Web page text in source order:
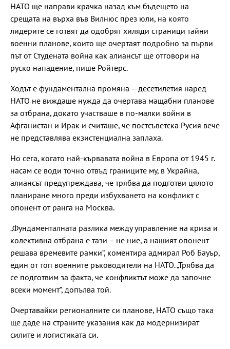
НАТО ще направи крачка назад към бъдещето на
срещата на върха във Вилнюс през юли, на която
лидерите се готвят да одобрят хиляди страници тайни
военни планове, които ще очертаят подробно за първи
път от Студената война как алиансът ще отговори на
руско нападение, пише Ройтерс.
Ходът е фундаментална промяна – десетилетия наред
НАТО не виждаше нужда да очертава мащабни планове
за отбрана, докато участваше в по-малки войни в
Афганистан и Ирак и считаше, че постсъветска Русия вече
не представлява екзистенциална заплаха.
Но сега, когато най-кървавата война в Европа от 1945 г.
насам се води точно отвъд границите му, в Украйна,
алиансът предупреждава, че трябва да подготви цялото
планиране много преди избухването на конфликт с
опонент от ранга на Москва.
„Фундаменталната разлика между управление на криза и
колективна отбрана е тази – не ние, а нашият опонент
решава времевите рамки“, коментира адмирал Роб Бауър,
един от топ военните ръководители на НАТО. „Трябва да
се подготвим за факта, че конфликтът може да започне
всеки момент“, допълва той.
Очертавайки регионалните си планове, НАТО също така
ще даде на страните указания как да модернизират
силите и логистиката си.